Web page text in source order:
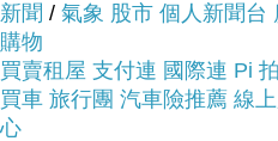
看看【ASUS】RT-
450M無線路由器~~
新聞 / 氣象 股市 個人新聞台
購物
買賣租屋 支付連 國際連 Pi
買車 旅行團 汽車險推薦 線
心